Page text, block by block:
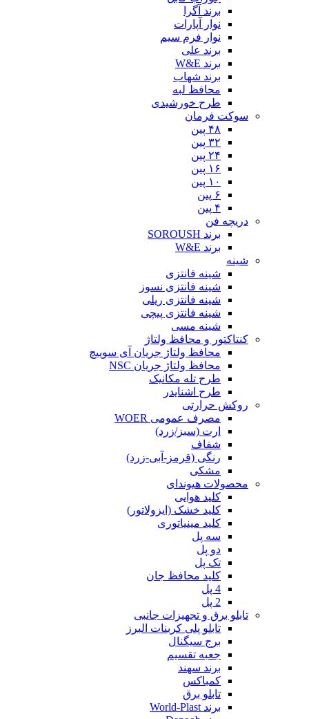
برند آگرا
نوار آپارات
نوار فرم سیم
برند علی
برند W&E
برند شهاب
محافظ لبه
طرح خورشیدی
سوکت فرمان
۴۸ پین
۳۲ پین
۲۴ پین
۱۶ پین
۱۰ پین
۶ پین
۴ پین
دریچه فن
برند SOROUSH
برند W&E
شینه
شینه فانتزی
شینه فانتزی نسوز
شینه فانتزی ریلی
شینه فانتزی پیچی
شینه مسی
کنتاکتور و محافظ ولتاژ
محافظ ولتاژ جریان آی سوییچ
محافظ ولتاژ جریان NSC
طرح تله مکانیک
طرح اشنایدر
روکش حرارتی
مصرف عمومی WOER
ارت (سبز/زرد)
شفاف
رنگی (قرمز-آبی-زرد)
مشکی
محصولات هیوندای
کلید هوایی
کلید خشک (ایزولاتور)
کلید مینیاتوری
سه پل
دو پل
تک پل
کلید محافظ جان
4 پل
2 پل
تابلو برق و تجهیزات جانبی
تابلو پلی کربنات البرز
برج سیگنال
جعبه تقسیم
برند سهند
کمباکس
تابلو برق
برند World-Plast